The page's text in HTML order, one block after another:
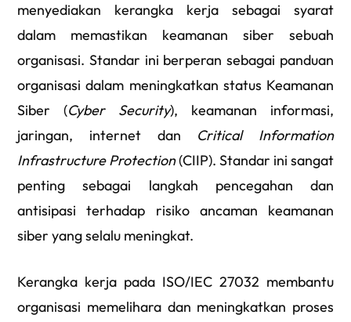
menyediakan kerangka kerja sebagai syarat
dalam memastikan keamanan siber sebuah
organisasi. Standar ini berperan sebagai panduan
organisasi dalam meningkatkan status Keamanan
Siber (Cyber Security), keamanan informasi,
jaringan, internet dan Critical Information
Infrastructure Protection(CIIP). Standar ini sangat
penting sebagai langkah pencegahan dan
antisipasi terhadap risiko ancaman keamanan
siber yang selalu meningkat.
Kerangka kerja pada ISO/IEC 27032 membantu
organisasi memelihara dan meningkatkan proses